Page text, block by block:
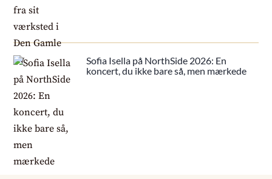
Sofia Isella på NorthSide 2026: En
koncert, du ikke bare så, men mærkede